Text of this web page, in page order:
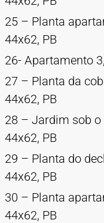
25 – Planta
44x62, PB
26- Apartamento
27 – Planta da
44x62, PB
28 – Jardim sob o
44x62, PB
29 – Planta do
44x62, PB
30 – Planta
44x62, PB